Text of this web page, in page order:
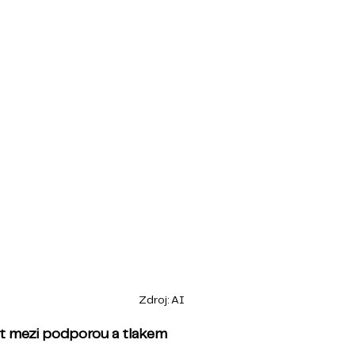
Zdroj: AI
mezi podporou a tlakem